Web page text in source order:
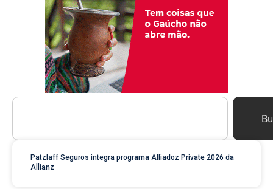
Patzlaff Seguros integra programa Alliadoz Private 2026 da
Allianz